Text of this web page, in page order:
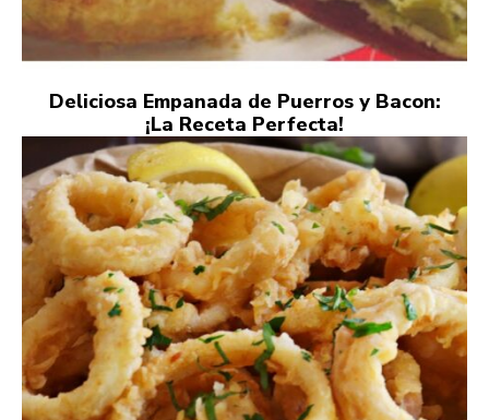
Deliciosa Empanada de Puerros y Bacon:
¡La Receta Perfecta!